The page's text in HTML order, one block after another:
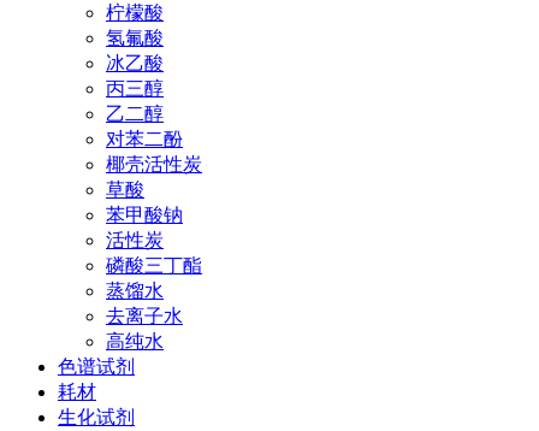
柠檬酸
氢氟酸
冰乙酸
丙三醇
乙二醇
对苯二酚
椰壳活性炭
草酸
苯甲酸钠
活性炭
磷酸三丁酯
蒸馏水
去离子水
高纯水
色谱试剂
耗材
生化试剂